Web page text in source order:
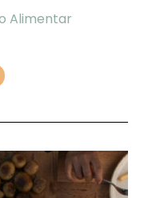
Alimentar